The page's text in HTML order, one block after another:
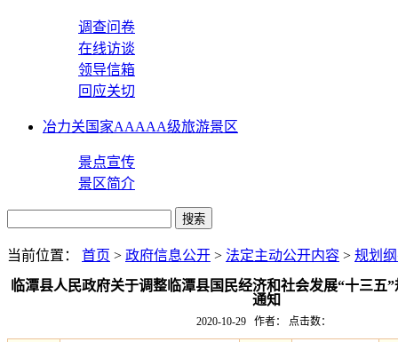
调查问卷
在线访谈
领导信箱
回应关切
冶力关国家AAAAA级旅游景区
景点宣传
景区简介
当前位置： 首页 > 政府信息公开 > 法定主动公开内容 > 规划
临潭县人民政府关于调整临潭县国民经济和社会发展“十三五
通知
2020-10-29 作者： 点击数：